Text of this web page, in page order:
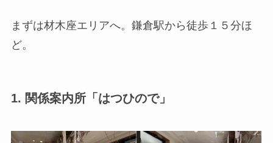
まずは材木座エリアへ。鎌倉駅から徒歩１５分ほ
ど。
1. 関係案内所「はつひので」